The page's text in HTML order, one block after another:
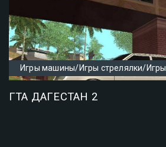
ГТА ДАГЕСТАН 2